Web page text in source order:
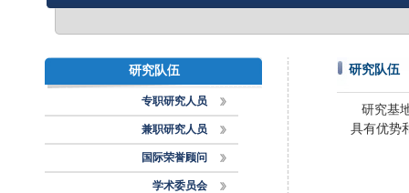
研究队伍
专职研究人员
兼职研究人员
国际荣誉顾问
学术委员会
研究队伍
研究基
具有优势